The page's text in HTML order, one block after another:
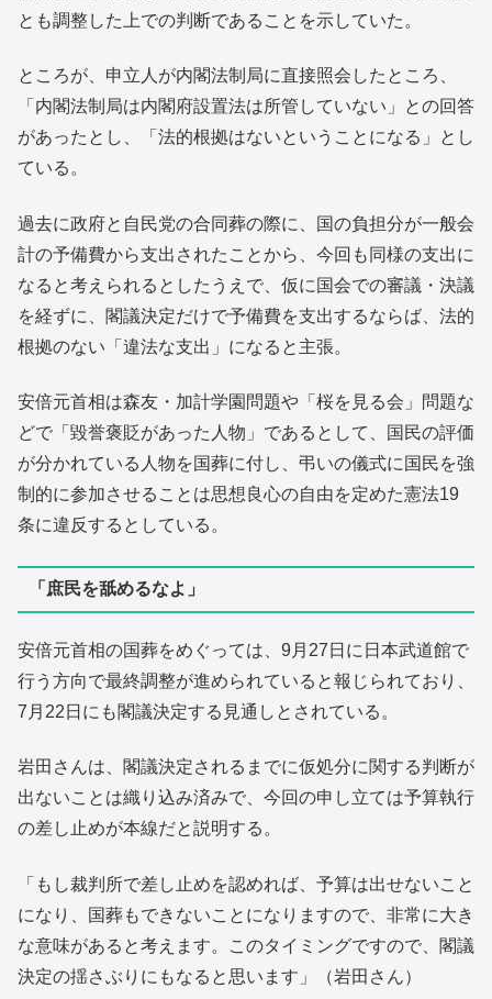
とも調整した上での判断であることを示していた。
ところが、申立人が内閣法制局に直接照会したところ、
「内閣法制局は内閣府設置法は所管していない」との回答
があったとし、「法的根拠はないということになる」とし
ている。
過去に政府と自民党の合同葬の際に、国の負担分が一般会
計の予備費から支出されたことから、今回も同様の支出に
なると考えられるとしたうえで、仮に国会での審議・決議
を経ずに、閣議決定だけで予備費を支出するならば、法的
根拠のない「違法な支出」になると主張。
安倍元首相は森友・加計学園問題や「桜を見る会」問題な
どで「毀誉褒貶があった人物」であるとして、国民の評価
が分かれている人物を国葬に付し、弔いの儀式に国民を強
制的に参加させることは思想良心の自由を定めた憲法19
条に違反するとしている。
「庶民を舐めるなよ」
安倍元首相の国葬をめぐっては、9月27日に日本武道館で
行う方向で最終調整が進められていると報じられており、
7月22日にも閣議決定する見通しとされている。
岩田さんは、閣議決定されるまでに仮処分に関する判断が
出ないことは織り込み済みで、今回の申し立ては予算執行
の差し止めが本線だと説明する。
「もし裁判所で差し止めを認めれば、予算は出せないこと
になり、国葬もできないことになりますので、非常に大き
な意味があると考えます。このタイミングですので、閣議
決定の揺さぶりにもなると思います」（岩田さん）